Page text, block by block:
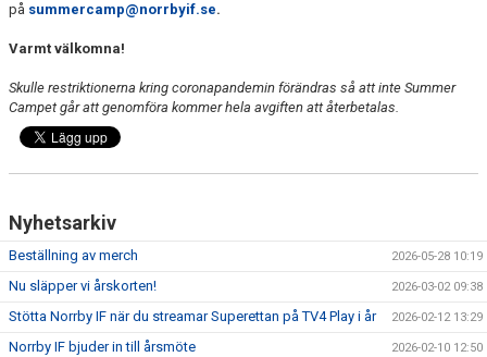
på summercamp@norrbyif.se.
Varmt välkomna!
Skulle restriktionerna kring coronapandemin förändras så att inte Summer
Campet går att genomföra kommer hela avgiften att återbetalas.
Nyhetsarkiv
Beställning av merch 2026-05-28 10:19
Nu släpper vi årskorten! 2026-03-02 09:38
Stötta Norrby IF när du streamar Superettan på TV4 Play i år 2026-02-12 13:29
Norrby IF bjuder in till årsmöte 2026-02-10 12:50